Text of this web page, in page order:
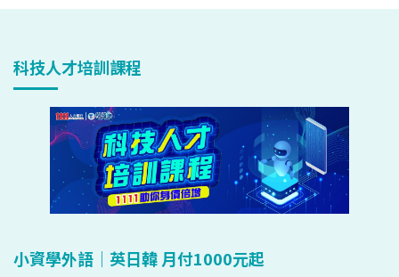
科技人才培訓課程
小資學外語｜英日韓 月付1000元起